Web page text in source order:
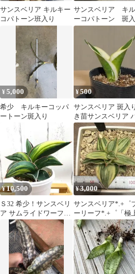
サンスベリア キルキー
コパトーン班入り
サンスベリア キ
ーコパトーン 斑入
¥5,000
希少 キルキーコッパ
ートーン斑入り
¥500
サンスベリア 斑入
き苗サンスベリア
ーボニー 抜き苗1
¥10,500
Ｓ32 希少！サンスベリ
ア サムライドワーフ
（斑入）メルカリ便
鉢ごと発送
¥3,000
サンスベリア*.+゜
ーリーフ*.+゜「極
斑」「美斑」「良